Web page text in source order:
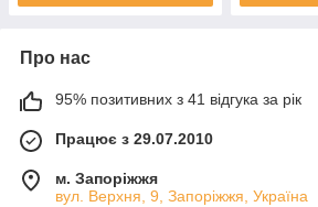
Про нас
95% позитивних з 41 відгука за рік
Працює з 29.07.2010
м. Запоріжжя
вул. Верхня, 9, Запоріжжя, Україна